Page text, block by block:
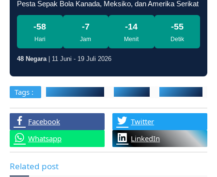
Pesta Sepak Bola Kanada, Meksiko, dan Amerika Serikat
-58
Hari
-7
Jam
-14
Menit
-56
Detik
48 Negara| 11 Juni - 19 Juli 2026
Tags :
Facebook
Twitter
Whatsapp
LinkedIn
Related post